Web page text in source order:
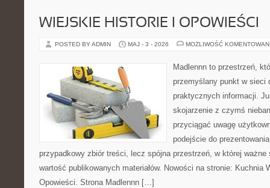
WIEJSKIE HISTORIE I OPOWIEŚCI
POSTED BY ADMIN MAJ - 3 - 2026 MOŻLIWOŚĆ
Madlennn to przestrzeń,
przemyślany punkt w sieci
praktycznych informacji.
skojarzenie z czymś
przyciągać uwagę
podejście do
przypadkowy zbiór treści, lecz spójna przestrzeń, w której ważne
wartość publikowanych materiałów. Nowości na stronie: Kuchnia
Opowieści. Strona Madlennn […]